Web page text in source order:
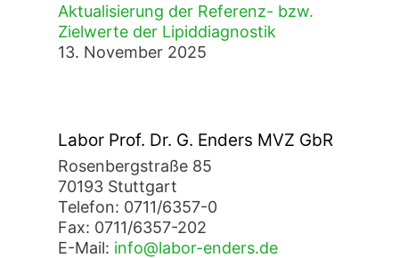
Aktualisierung der Referenz- bzw.
Zielwerte der Lipiddiagnostik
13. November 2025
Labor Prof. Dr. G. Enders MVZ GbR
Rosenbergstraße 85
70193 Stuttgart
Telefon: 0711/6357-0
Fax: 0711/6357-202
E-Mail: info@labor-enders.de